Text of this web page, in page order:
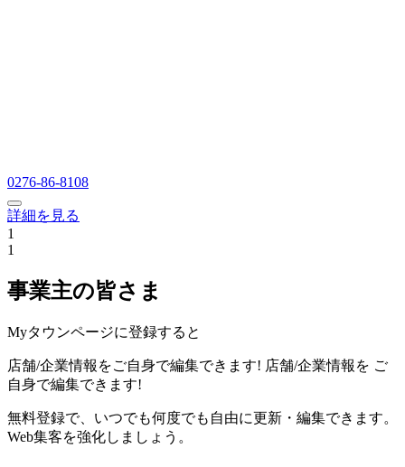
0276-86-8108
詳細を見る
1
1
事業主の皆さま
Myタウンページに登録すると
店舗/企業情報をご自身で編集できます! 店舗/企業情報を ご
自身で編集できます!
無料登録で、いつでも何度でも自由に更新・編集できます。
Web集客を強化しましょう。